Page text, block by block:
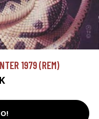
1979 (REM)